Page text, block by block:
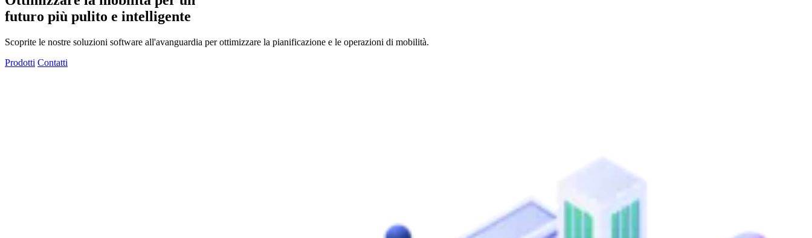
futuro più pulito e intelligente
Scoprite le nostre soluzioni software all'avanguardia per ottimizzare la pianificazione e le operazioni di mobilità.
Prodotti Contatti